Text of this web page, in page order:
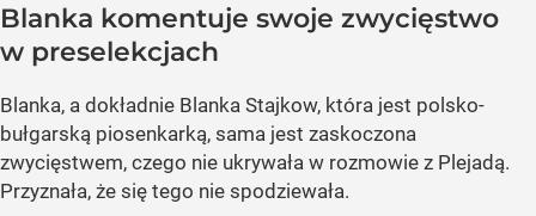
Blanka komentuje swoje zwycięstwo
w preselekcjach
Blanka, a dokładnie Blanka Stajkow, która jest polsko-
bułgarską piosenkarką, sama jest zaskoczona
zwycięstwem, czego nie ukrywała w rozmowie z Plejadą.
Przyznała, że się tego nie spodziewała.